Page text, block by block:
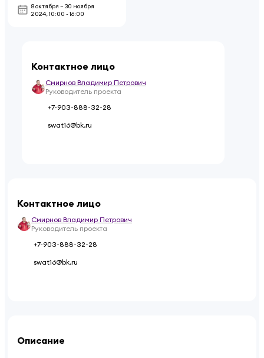
8 октября – 30 ноября
2024,10:00 - 16:00
Контактное лицо
Смирнов Владимир Петрович
Руководитель проекта
+7-903-888-32-28
swat16@bk.ru
Контактное лицо
Смирнов Владимир Петрович
Руководитель проекта
+7-903-888-32-28
swat16@bk.ru
Описание